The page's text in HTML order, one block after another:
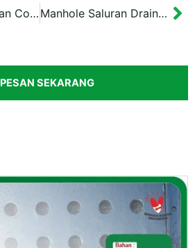
Grill Tutup Selokan Cover Besi 15×30 cm Papua Manhole Saluran Drainase Green Flow Diameter 65 cm
PESAN SEKARANG